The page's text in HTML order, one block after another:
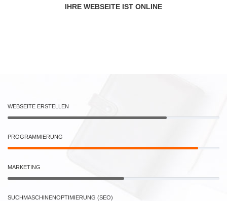
IHRE WEBSEITE IST ONLINE
WEBSEITE ERSTELLEN
PROGRAMMIERUNG
MARKETING
SUCHMASCHINENOPTIMIERUNG (SEO)